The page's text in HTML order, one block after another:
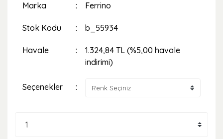
Marka Ferrino
Stok Kodu b_55934
Havale
1.324,84 TL (%5,00 havale
indirimi)
Seçenekler